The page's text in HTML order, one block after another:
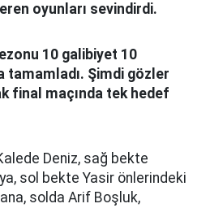
oyunları sevindirdi.
10 galibiyet 10
tamamladı. Şimdi gözler
final maçında tek hedef
Deniz, sağ bekte
sol bekte Yasir önlerindeki
solda Arif Boşluk,